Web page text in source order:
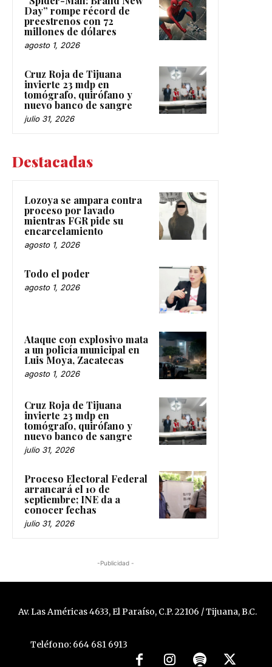
Day” rompe récord de
preestrenos con 72
millones de dólares
agosto 1, 2026
Cruz Roja de Tijuana
invierte 23 mdp en
tomógrafo, quirófano y
nuevo banco de sangre
julio 31, 2026
Destacadas
Lozoya se ampara contra
proceso por lavado
mientras FGR pide su
encarcelamiento
agosto 1, 2026
Todo el poder
agosto 1, 2026
Ataque con explosivo mata
a un policía municipal en
Luis Moya, Zacatecas
agosto 1, 2026
Cruz Roja de Tijuana
invierte 23 mdp en
tomógrafo, quirófano y
nuevo banco de sangre
julio 31, 2026
Proceso Electoral Federal
arrancará el 10 de
septiembre; INE da a
conocer fechas
julio 31, 2026
-Publicidad -
Av. Las Américas 4633, El Paraíso, C.P. 22106 / Tijuana, B.C.
Teléfono: 664 681 6913